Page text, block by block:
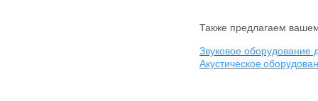
Также предлагаем
Звуковое оборудование
Акустическое